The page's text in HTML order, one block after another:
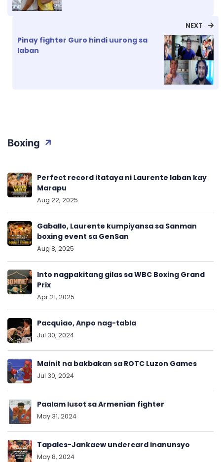
NEXT
Pinay fighter Guro hindi uurong sa
laban
Boxing
Perfect record itataya ni Laurente laban kay
Marapu
Aug 22, 2025
Gaballo, Laurente kumpiyansa sa Sanman
boxing event sa GenSan
Aug 8, 2025
Into nagpakitang gilas sa WBC Boxing Grand
Prix
Apr 21, 2025
Pacquiao, Anpo nag-tabla
Jul 30, 2024
Mainit na bakbakan sa ROTC Luzon Games
Jul 30, 2024
Paalam lusot sa Armenian fighter
May 31, 2024
Tapales-Jankaew undercard inanunsyo
May 8, 2024